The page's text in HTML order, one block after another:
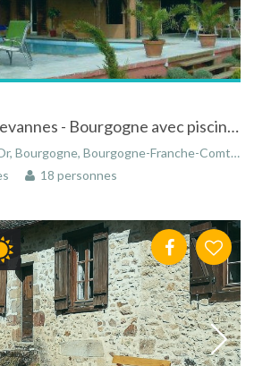
Location gîtes à Chevannes - Bourgogne avec piscine extérieure et couverte en pleine région viticole
Bourgogne-Franche-Comté, France
18 personnes